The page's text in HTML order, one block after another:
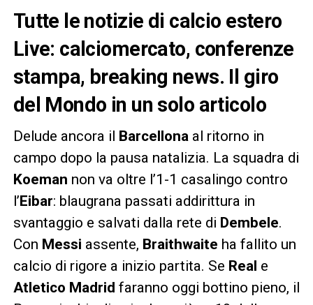
Tutte le notizie di calcio estero
Live: calciomercato, conferenze
stampa, breaking news. Il giro
del Mondo in un solo articolo
Delude ancora il Barcellonaal ritorno in
campo dopo la pausa natalizia. La squadra di
Koeman non va oltre l’1-1 casalingo contro
l’ Eibar: blaugrana passati addirittura in
svantaggio e salvati dalla rete di Dembele.
Con Messi assente, Braithwaite ha fallito un
calcio di rigore a inizio partita. Se Real e
Atletico Madrid faranno oggi bottino pieno, il